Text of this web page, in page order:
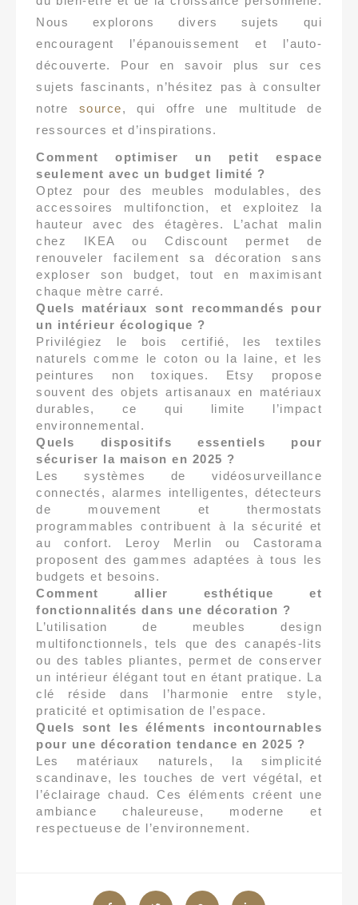
Nous explorons divers sujets qui
encouragent l’épanouissement et l’auto-
découverte. Pour en savoir plus sur ces
sujets fascinants, n’hésitez pas à consulter
notre source, qui offre une multitude de
ressources et d’inspirations.
Comment optimiser un petit espace
seulement avec un budget limité ?
Optez pour des meubles modulables, des
accessoires multifonction, et exploitez la
hauteur avec des étagères. L’achat malin
chez IKEA ou Cdiscount permet de
renouveler facilement sa décoration sans
exploser son budget, tout en maximisant
chaque mètre carré.
Quels matériaux sont recommandés pour
un intérieur écologique ?
Privilégiez le bois certifié, les textiles
naturels comme le coton ou la laine, et les
peintures non toxiques. Etsy propose
souvent des objets artisanaux en matériaux
durables, ce qui limite l’impact
environnemental.
Quels dispositifs essentiels pour
sécuriser la maison en 2025 ?
Les systèmes de vidéosurveillance
connectés, alarmes intelligentes, détecteurs
de mouvement et thermostats
programmables contribuent à la sécurité et
au confort. Leroy Merlin ou Castorama
proposent des gammes adaptées à tous les
budgets et besoins.
Comment allier esthétique et
fonctionnalités dans une décoration ?
L’utilisation de meubles design
multifonctionnels, tels que des canapés-lits
ou des tables pliantes, permet de conserver
un intérieur élégant tout en étant pratique. La
clé réside dans l’harmonie entre style,
praticité et optimisation de l’espace.
Quels sont les éléments incontournables
pour une décoration tendance en 2025 ?
Les matériaux naturels, la simplicité
scandinave, les touches de vert végétal, et
l’éclairage chaud. Ces éléments créent une
ambiance chaleureuse, moderne et
respectueuse de l’environnement.